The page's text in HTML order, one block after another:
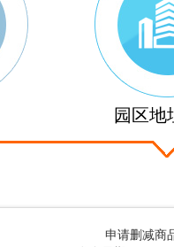
园区地
申请删减商